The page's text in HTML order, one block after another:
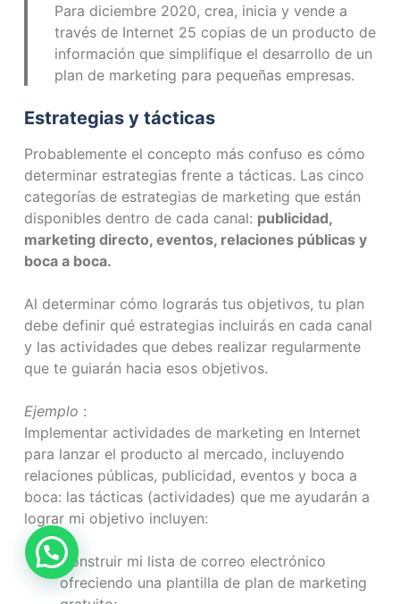
Para diciembre 2020, crea, inicia y vende a
través de Internet 25 copias de un producto de
información que simplifique el desarrollo de un
plan de marketing para pequeñas empresas.
Estrategias y tácticas
Probablemente el concepto más confuso es cómo
determinar estrategias frente a tácticas. Las cinco
categorías de estrategias de marketing que están
disponibles dentro de cada canal: publicidad,
marketing directo, eventos, relaciones públicas y
boca a boca.
Al determinar cómo lograrás tus objetivos, tu plan
debe definir qué estrategias incluirás en cada canal
y las actividades que debes realizar regularmente
que te guiarán hacia esos objetivos.
Ejemplo :
Implementar actividades de marketing en Internet
para lanzar el producto al mercado, incluyendo
relaciones públicas, publicidad, eventos y boca a
boca: las tácticas (actividades) que me ayudarán a
lograr mi objetivo incluyen:
Construir mi lista de correo electrónico
ofreciendo una plantilla de plan de marketing